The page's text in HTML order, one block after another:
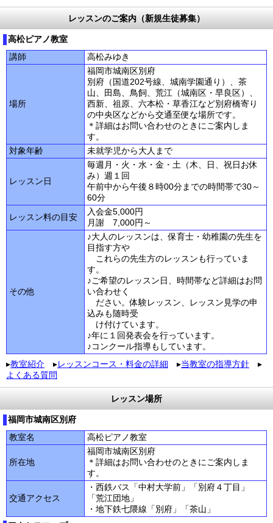
レッスンのご案内（新規生徒募集）
高松ピアノ教室
講師
高松みゆき
場所
福岡市城南区別府
別府（国道202号線、城南学園通り）、茶
山、田島、鳥飼、荒江（城南区・早良区）、
西新、祖原、六本松・草香江など別府橋寄り
の中央区などから交通至便な場所です。
＊詳細はお問い合わせのときにご案内しま
す。
対象年齢
未就学児から大人まで
レッスン日
毎週月・火・水・金・土（木、日、祝日お休
み）週１回
午前中から午後８時00分までの時間帯で30～
60分
レッスン料の目安
入会金5,000円
月謝 7,000円～
その他
♪大人のレッスンは、保育士・幼稚園の先生を
目指す方や
これらの先生方のレッスンも行っていま
す。
♪ご希望のレッスン日、時間帯など詳細はお問
い合わせく
ださい。体験レッスン、レッスン見学の申
込みも随時受
け付けています。
♪年に１回発表会を行っています。
♪コンクール指導もしています。
▸教室紹介 ▸レッスンコース・料金の詳細 ▸当教室の指導方針 ▸
よくある質問
レッスン場所
福岡市城南区別府
教室名
高松ピアノ教室
所在地
福岡市城南区別府
＊詳細はお問い合わせのときにご案内しま
す。
交通アクセス
・西鉄バス「中村大学前」「別府４丁目」
「荒江団地」
・地下鉄七隈線「別府」「茶山」